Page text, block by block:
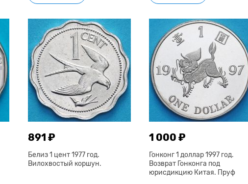
891 ₽
Белиз 1 цент 1977 год.
Вилохвостый коршун.
1 000 ₽
Гонконг 1 доллар 1997 год.
Возврат Гонконга под
юрисдикцию Китая. Пруф